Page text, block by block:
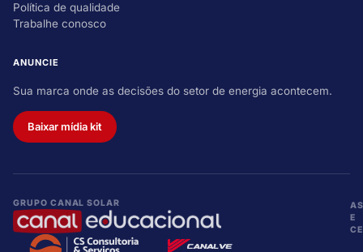
Política de qualidade
Trabalhe conosco
ANUNCIE
Sua marca onde as decisões do setor de energia acontecem.
Baixar mídia kit
GRUPO CANAL SOLAR
E